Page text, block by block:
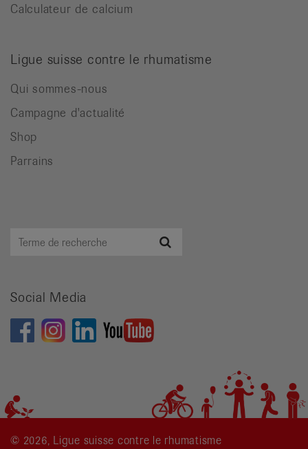
Calculateur de calcium
Ligue suisse contre le rhumatisme
Qui sommes-nous
Campagne d'actualité
Shop
Parrains
Terme
Social Media
© 2026, Ligue suisse contre le rhumatisme